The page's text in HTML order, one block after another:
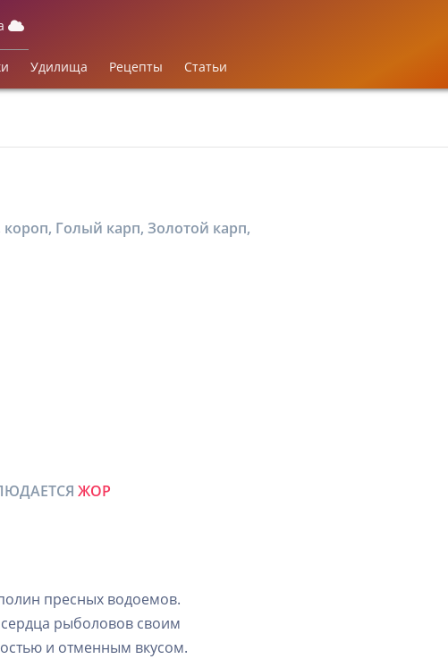
Удилища Рецепты Статьи
Голый карп, Золотой карп,
ЖОР
пресных водоемов.
рыболовов своим
и отменным вкусом.